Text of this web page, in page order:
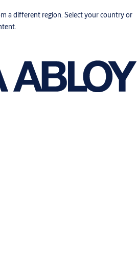
a different region. Select your country or